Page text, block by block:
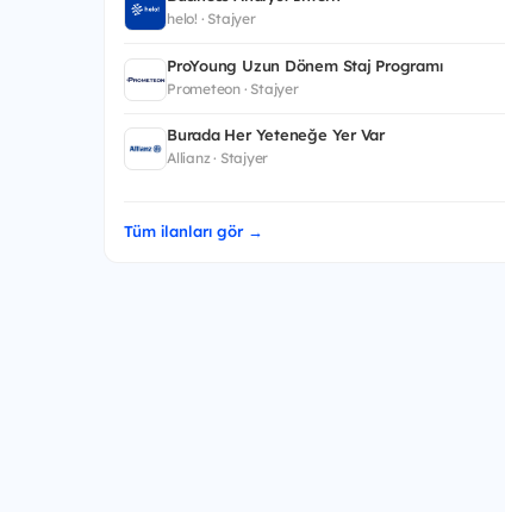
helo! · Stajyer
ProYoung Uzun Dönem Staj Programı
Prometeon · Stajyer
Burada Her Yeteneğe Yer Var
Allianz · Stajyer
Tüm ilanları gör →